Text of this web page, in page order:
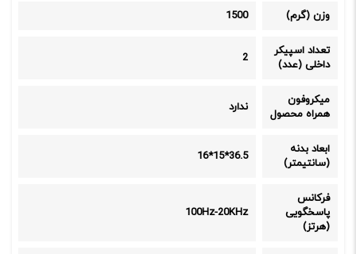
وزن (گرم) 1500
تعداد اسپیکر
داخلی (عدد)
2
میکروفون
همراه محصول
ندارد
ابعاد بدنه
(سانتیمتر)
36.5*15*16
فرکانس
پاسخگویی
(هرتز)
100Hz-20KHz